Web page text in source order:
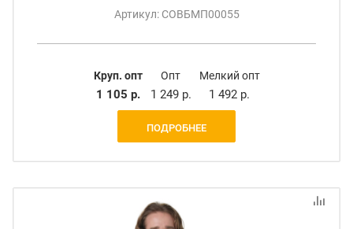
Артикул: СОВБМП00055
Круп. опт
1 105 р.
Опт
1 249 р.
Мелкий опт
1 492 р.
ПОДРОБНЕЕ